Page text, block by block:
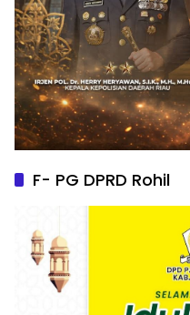
F- PG DPRD Rohil